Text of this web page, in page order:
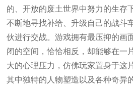
的、开放的废土世界中努力的生存
不断地寻找补给、升级自己的战斗
伙进行交战。游戏拥有最压抑的画
闭的空间，恰恰相反，却能够在一
大的心理压力，仿佛玩家置身于这
其中独特的人物塑造以及各种奇异